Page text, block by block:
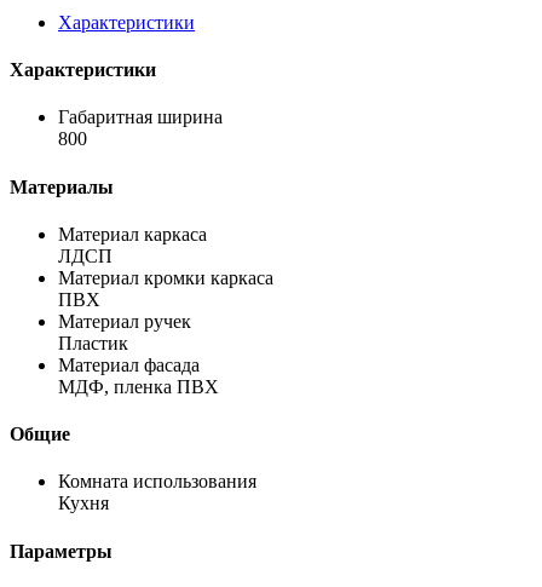
Характеристики
Характеристики
Габаритная ширина
800
Материалы
Материал каркаса
ЛДСП
Материал кромки каркаса
ПВХ
Материал ручек
Пластик
Материал фасада
МДФ, пленка ПВХ
Общие
Комната использования
Кухня
Параметры